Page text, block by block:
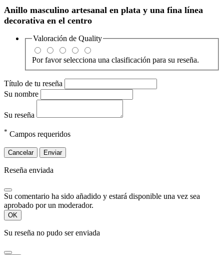
Anillo masculino artesanal en plata y una fina línea
decorativa en el centro
Valoración de Quality
Por favor selecciona una clasificación para su reseña.
Título de tu reseña
Su nombre
Su reseña
* Campos requeridos
Cancelar Enviar
Reseña enviada
Su comentario ha sido añadido y estará disponible una vez sea
aprobado por un moderador.
OK
Su reseña no pudo ser enviada